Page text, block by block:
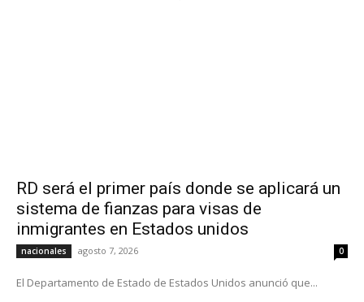
RD será el primer país donde se aplicará un
sistema de fianzas para visas de
inmigrantes en Estados unidos
nacionales agosto 7, 2026 0
El Departamento de Estado de Estados Unidos anunció que...